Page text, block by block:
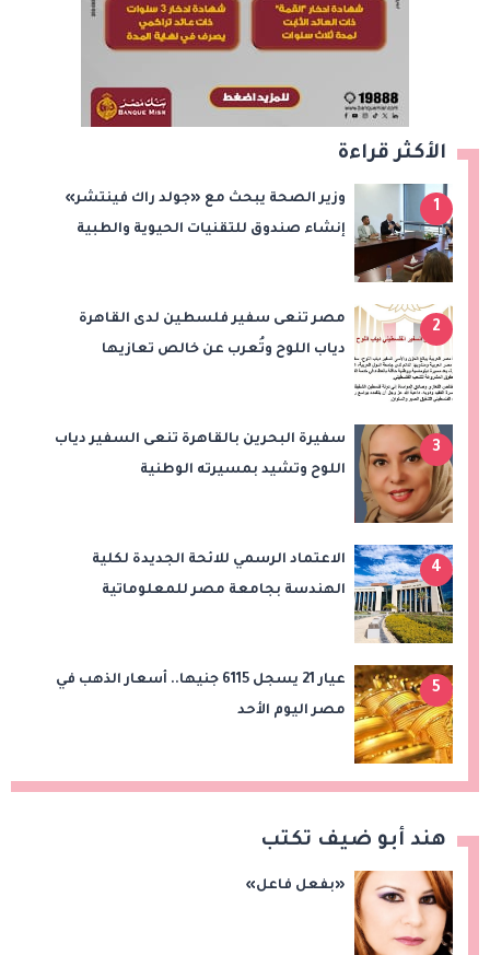
الأكثر قراءة
1
وزير الصحة يبحث مع «جولد راك فينتشر»
إنشاء صندوق للتقنيات الحيوية والطبية
2
مصر تنعى سفير فلسطين لدى القاهرة
دياب اللوح وتُعرب عن خالص تعازيها
3
سفيرة البحرين بالقاهرة تنعى السفير دياب
اللوح وتشيد بمسيرته الوطنية
4
الاعتماد الرسمي للائحة الجديدة لكلية
الهندسة بجامعة مصر للمعلوماتية
5
عيار 21 يسجل 6115 جنيها.. أسعار الذهب في
مصر اليوم الأحد
هند أبو ضيف تكتب
«بفعل فاعل»